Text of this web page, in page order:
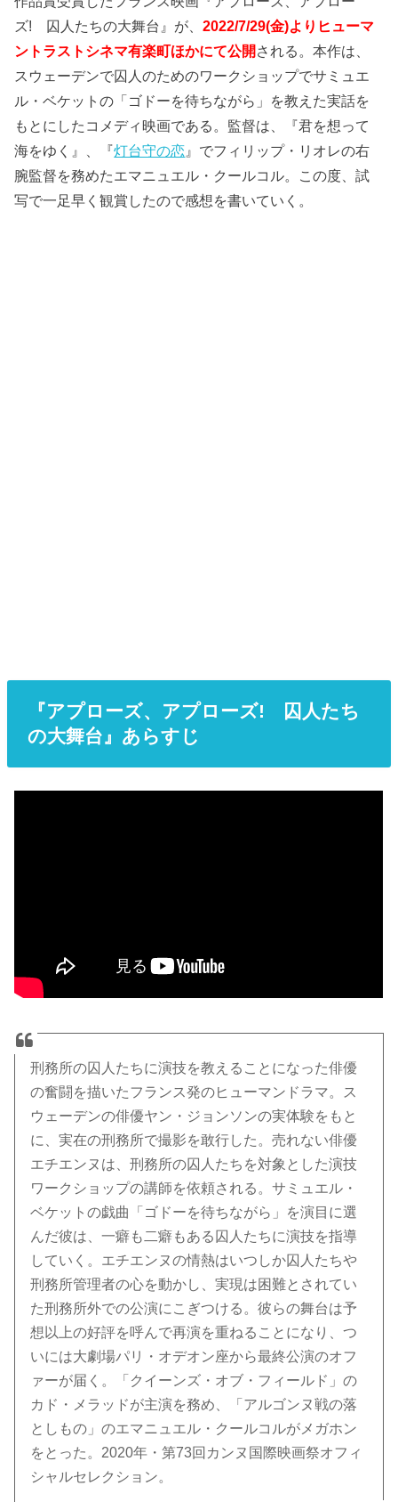
ズ! 囚人たちの大舞台』が、2022/7/29(金)よりヒューマ
ントラストシネマ有楽町ほかにて公開 される。本作は、
スウェーデンで囚人のためのワークショップでサミュエ
ル・ベケットの「ゴドーを待ちながら」を教えた実話を
もとにしたコメディ映画である。監督は、『君を想って
海をゆく』、『灯台守の恋 』でフィリップ・リオレの右
腕監督を務めたエマニュエル・クールコル。この度、試
写で一足早く観賞したので感想を書いていく。
『アプローズ、アプローズ! 囚人たち
の大舞台』あらすじ
刑務所の囚人たちに演技を教えることになった俳優
の奮闘を描いたフランス発のヒューマンドラマ。ス
ウェーデンの俳優ヤン・ジョンソンの実体験をもと
に、実在の刑務所で撮影を敢行した。売れない俳優
エチエンヌは、刑務所の囚人たちを対象とした演技
ワークショップの講師を依頼される。サミュエル・
ベケットの戯曲「ゴドーを待ちながら」を演目に選
んだ彼は、一癖も二癖もある囚人たちに演技を指導
していく。エチエンヌの情熱はいつしか囚人たちや
刑務所管理者の心を動かし、実現は困難とされてい
た刑務所外での公演にこぎつける。彼らの舞台は予
想以上の好評を呼んで再演を重ねることになり、つ
いには大劇場パリ・オデオン座から最終公演のオフ
ァーが届く。「クイーンズ・オブ・フィールド」の
カド・メラッドが主演を務め、「アルゴンヌ戦の落
としもの」のエマニュエル・クールコルがメガホン
をとった。2020年・第73回カンヌ国際映画祭オフィ
シャルセレクション。